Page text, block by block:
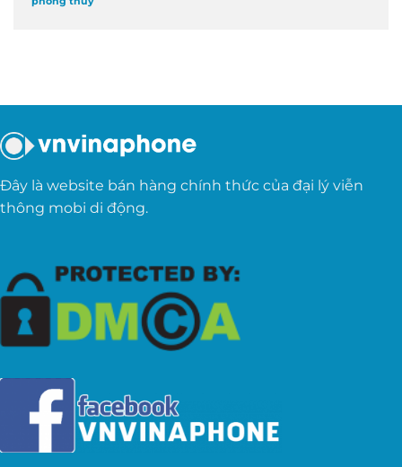
Đây là website bán hàng chính thức của đại lý viễn
thông mobi di động.